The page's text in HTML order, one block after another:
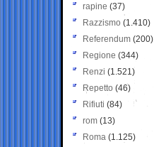
rapine (37)
Razzismo (1.410)
Referendum (200)
Regione (344)
Renzi (1.521)
Repetto (46)
Rifiuti (84)
rom (13)
Roma (1.125)